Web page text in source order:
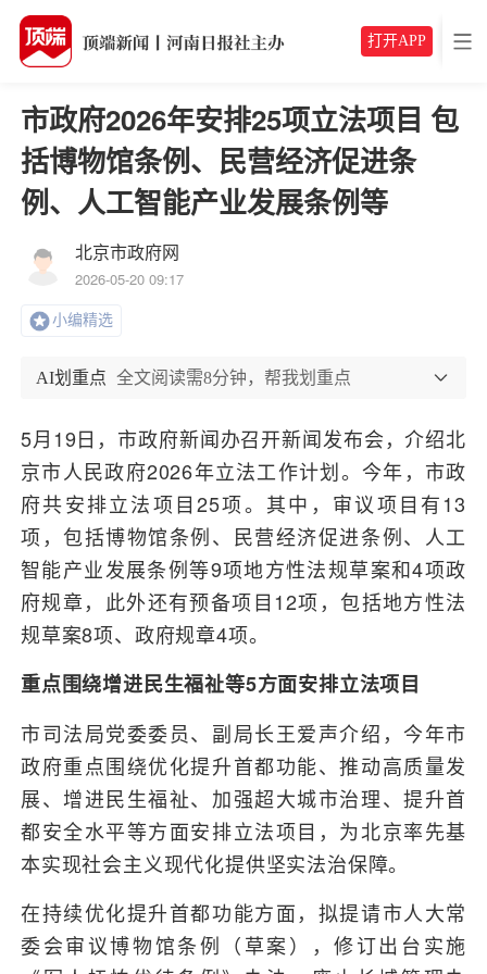
打开APP
市政府2026年安排25项立法项目 包
括博物馆条例、民营经济促进条
例、人工智能产业发展条例等
北京市政府网
2026-05-20 09:17
小编精选
AI划重点 全文阅读需8分钟，帮我划重点
5月19日，市政府新闻办召开新闻发布会，介绍北
京市人民政府2026年立法工作计划。今年，市政
府共安排立法项目25项。其中，审议项目有13
项，包括博物馆条例、民营经济促进条例、人工
智能产业发展条例等9项地方性法规草案和4项政
府规章，此外还有预备项目12项，包括地方性法
规草案8项、政府规章4项。
重点围绕增进民生福祉等5方面安排立法项目
市司法局党委委员、副局长王爱声介绍，今年市
政府重点围绕优化提升首都功能、推动高质量发
展、增进民生福祉、加强超大城市治理、提升首
都安全水平等方面安排立法项目，为北京率先基
本实现社会主义现代化提供坚实法治保障。
在持续优化提升首都功能方面，拟提请市人大常
委会审议博物馆条例（草案），修订出台实施